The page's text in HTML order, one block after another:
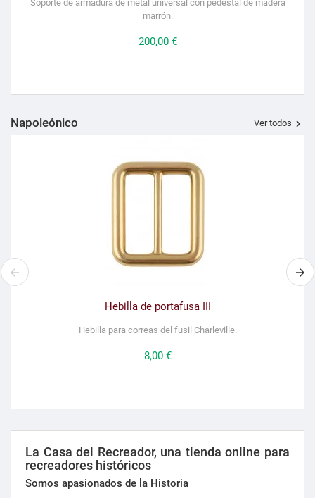
Soporte de armadura de metal universal con pedestal de madera
marrón.
Precio
200,00 €
Napoleónico Ver todos 
Hebilla de portafusa III
Hebilla para correas del fusil Charleville.
Precio
8,00 €
La Casa del Recreador, una tienda online para
recreadores históricos
Somos apasionados de la Historia